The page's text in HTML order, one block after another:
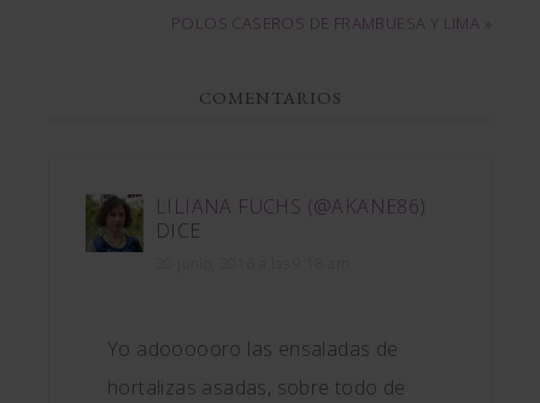
POLOS CASEROS DE FRAMBUESA Y LIMA »
COMENTARIOS
LILIANA FUCHS (@AKANE86)
DICE
Yo adoooooro las ensaladas de
hortalizas asadas, sobre todo de